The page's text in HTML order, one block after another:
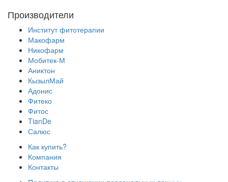
Производители
Институт фитотерапии
Макофарм
Никофарм
Мобитек-М
Аниктон
КызылМай
Адонис
Фитеко
Фитос
TianDe
Салюс
Как купить?
Компания
Контакты